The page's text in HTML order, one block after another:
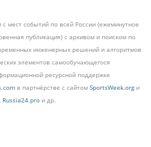
мест событий по всей России (ежеминутное
публикация) с архивом и поиском по
инженерных решений и алгоритмов
элементов самообучающегося
ресурсной поддержке
в партнёрстве с сайтом SportsWeek.orgи
, Russia24.pro и др.